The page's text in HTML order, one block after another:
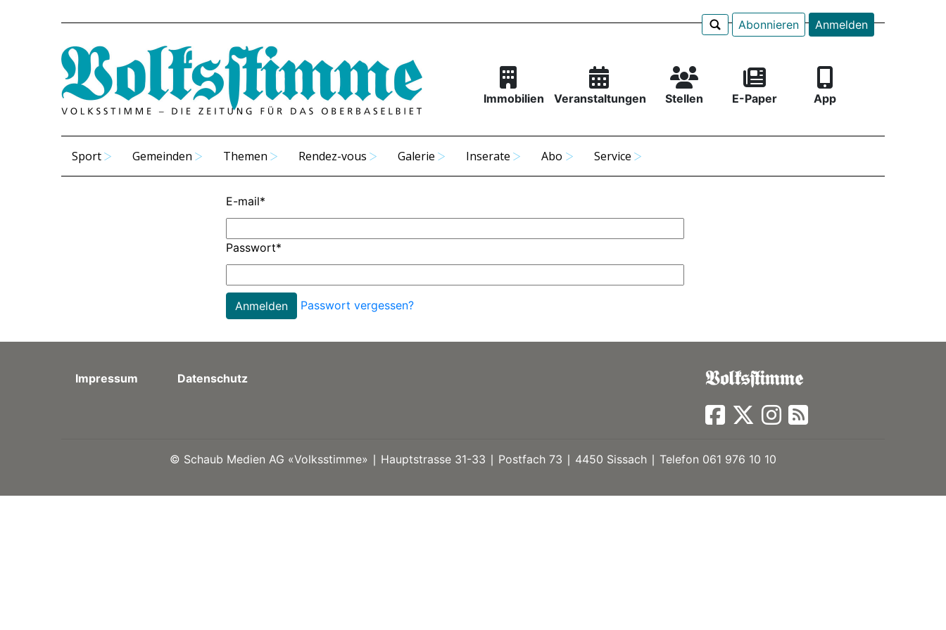
Abonnieren Anmelden
Immobilien Veranstaltungen Stellen E-Paper App
Sport Gemeinden Themen Rendez-vous Galerie Inserate Abo Service
E-mail*
Passwort*
Passwort vergessen?
Impressum Datenschutz
© Schaub Medien AG «Volksstimme» ∣ Hauptstrasse 31-33 ∣ Postfach 73 ∣ 4450 Sissach ∣ Telefon 061 976 10 10